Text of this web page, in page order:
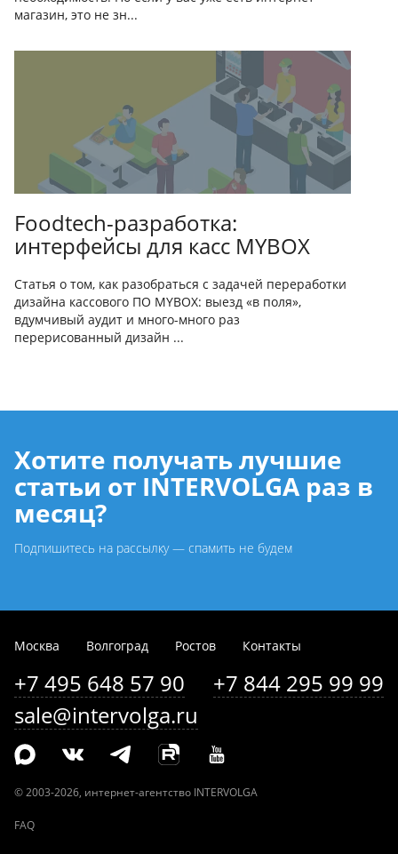
магазин, это не зн...
Foodtech-разработка:
интерфейсы для касс MYBOX
Статья о том, как разобраться с задачей переработки
дизайна кассового ПО MYBOX: выезд «в поля»,
вдумчивый аудит и много-много раз
перерисованный дизайн ...
Хотите получать лучшие
статьи от INTERVOLGA раз в
месяц?
Подпишитесь на рассылку — спамить не будем
Москва Волгоград Ростов Контакты
+7 495 648 57 90
+7 844 295 99 99
sale@intervolga.ru
©2003-2026, интернет-агентство INTERVOLGA
FAQ